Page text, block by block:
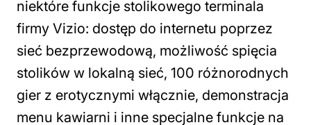
niektóre funkcje stolikowego terminala
firmy Vizio: dostęp do internetu poprzez
sieć bezprzewodową, możliwość spięcia
stolików w lokalną sieć, 100 różnorodnych
gier z erotycznymi włącznie, demonstracja
menu kawiarni i inne specjalne funkcje na